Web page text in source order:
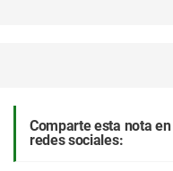
Comparte esta nota en
redes sociales: